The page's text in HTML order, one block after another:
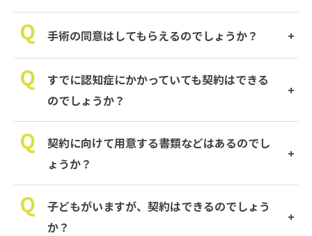
手術の同意はしてもらえるのでしょうか？
すでに認知症にかかっていても契約はできる
のでしょうか？
契約に向けて用意する書類などはあるのでし
ょうか？
子どもがいますが、契約はできるのでしょう
か？